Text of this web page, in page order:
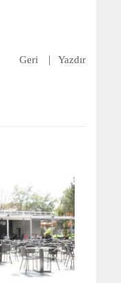
Geri Yazdır